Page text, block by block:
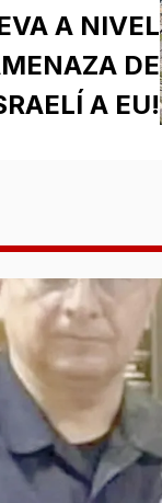
A NIVEL
DE
A EU!